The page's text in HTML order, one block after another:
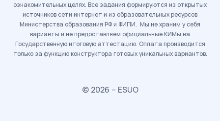
ознакомительных целях. Все задания формируются из открытых
источников сети интернет и из образовательных ресурсов
Министерства образования РФ и ФИПИ. Мы не храним у себя
варианты и не предоставляем официальные КИМы на
Государственную итоговую аттестацию. Оплата производится
только за функцию конструктора готовых уникальных вариантов.
© 2026 – ESUO